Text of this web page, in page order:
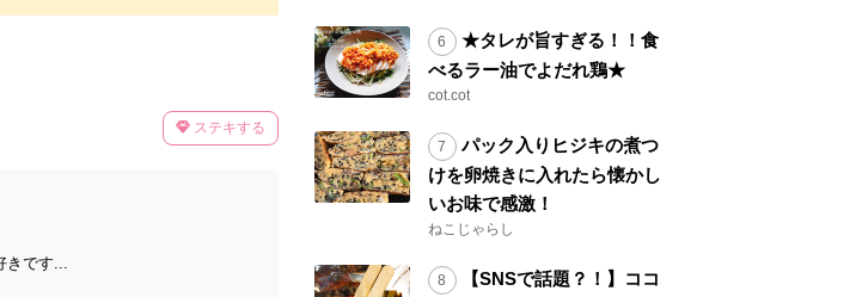
ステキする
です...
★タレが旨すぎる！！食
べるラー油でよだれ鶏★
cot.cot
パック入りヒジキの煮つ
けを卵焼きに入れたら懐かし
いお味で感激！
ねこじゃらし
【SNSで話題？！】ココ